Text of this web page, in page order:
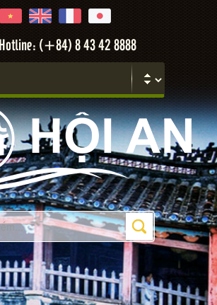
Hotline: (+84) 8 43 42 8888